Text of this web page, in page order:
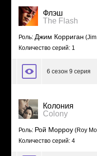
Флэш
The Flash
Роль: Джим Корриган
Количество серий: 1
6 сезон 9 серия
Колония
Colony
Роль: Рой Морроу (Roy
Количество серий: 4